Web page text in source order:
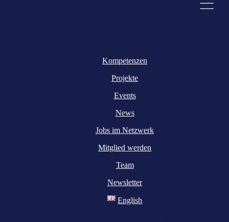
Kompetenzen
Projekte
Events
News
Jobs im Netzwerk
Mitglied werden
Team
Newsletter
English